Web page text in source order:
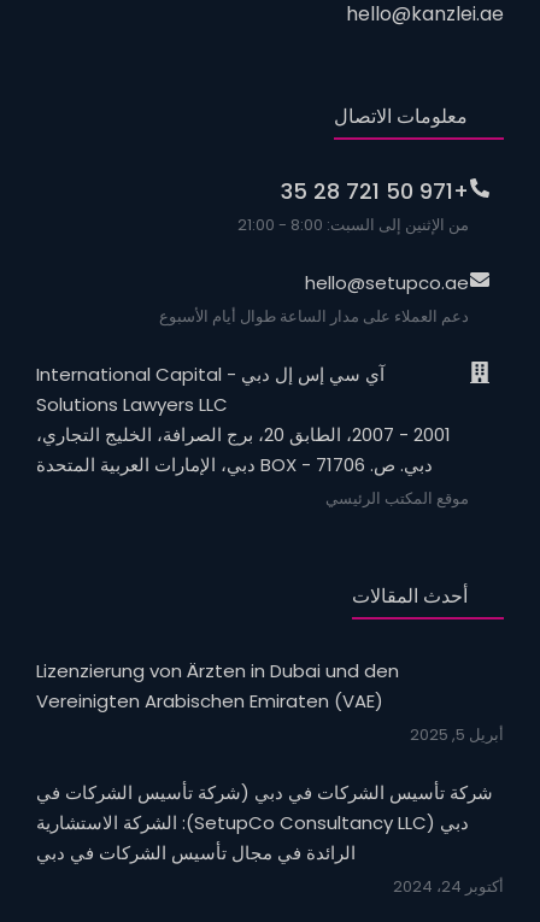
hello@kanzlei.ae
معلومات الاتصال
+971 50 721 28 35
من الإثنين إلى السبت: 8:00 - 21:00
hello@setupco.ae
دعم العملاء على مدار الساعة طوال أيام الأسبوع
آي سي إس إل دبي - International Capital
Solutions Lawyers LLC
2001 - 2007، الطابق 20، برج الصرافة، الخليج التجاري،
دبي. ص. BOX - 71706 دبي، الإمارات العربية المتحدة
موقع المكتب الرئيسي
أحدث المقالات
Lizenzierung von Ärzten in Dubai und den
Vereinigten Arabischen Emiraten (VAE)
أبريل 5, 2025
شركة تأسيس الشركات في دبي (شركة تأسيس الشركات في
دبي (SetupCo Consultancy LLC): الشركة الاستشارية
الرائدة في مجال تأسيس الشركات في دبي
أكتوبر 24، 2024